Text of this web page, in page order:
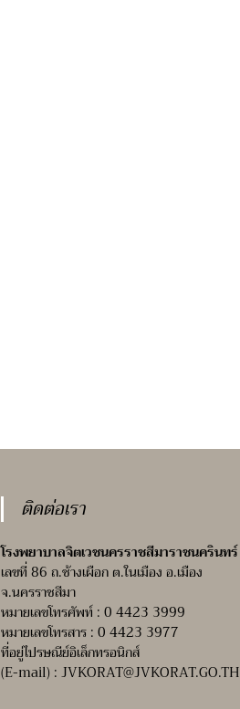
ติดต่อเรา
โรงพยาบาลจิตเวชนครราชสีมาราชนครินทร์
เลขที่ 86 ถ.ช้างเผือก ต.ในเมือง อ.เมือง
จ.นครราชสีมา
หมายเลขโทรศัพท์ : 0 4423 3999
หมายเลขโทรสาร : 0 4423 3977
ที่อยู่ไปรษณีย์อิเล็กทรอนิกส์
(E-mail) :JVKORAT@JVKORAT.GO.TH